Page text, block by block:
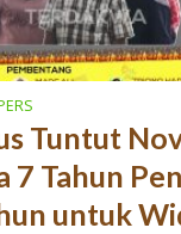
Tuntut
7 Tahun
untuk